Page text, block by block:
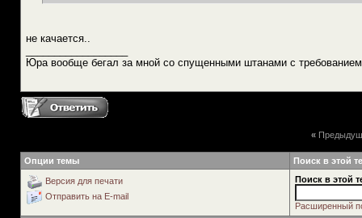
не качается..
Юра вообще бегал за мной со спущенными штанами с
«
Опции темы Поиск в этой
Версия для печати
Отправить на E-mail
Поиск в этой
Расширенный